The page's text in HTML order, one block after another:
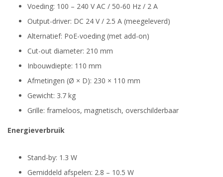
Voeding: 100 – 240 V AC / 50-60 Hz / 2 A
Output-driver: DC 24 V / 2.5 A (meegeleverd)
Alternatief: PoE-voeding (met add-on)
Cut-out diameter: 210 mm
Inbouwdiepte: 110 mm
Afmetingen (Ø × D): 230 × 110 mm
Gewicht: 3.7 kg
Grille: frameloos, magnetisch, overschilderbaar
Energieverbruik
Stand-by: 1.3 W
Gemiddeld afspelen: 2.8 – 10.5 W